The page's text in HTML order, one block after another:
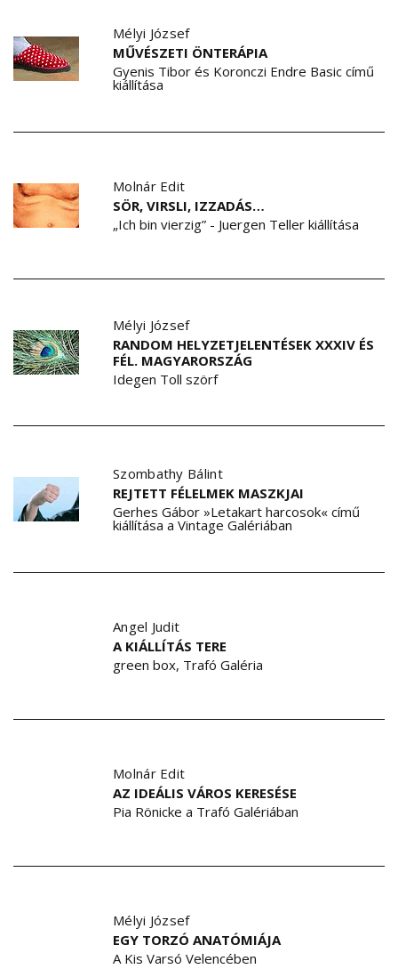
Mélyi József
MŰVÉSZETI ÖNTERÁPIA
Gyenis Tibor és Koronczi Endre Basic című
kiállítása
Molnár Edit
SÖR, VIRSLI, IZZADÁS…
„Ich bin vierzig” - Juergen Teller kiállítása
Mélyi József
RANDOM HELYZETJELENTÉSEK XXXIV ÉS
FÉL. MAGYARORSZÁG
Idegen Toll szörf
Szombathy Bálint
REJTETT FÉLELMEK MASZKJAI
Gerhes Gábor »Letakart harcosok« című
kiállítása a Vintage Galériában
Angel Judit
A KIÁLLÍTÁS TERE
green box, Trafó Galéria
Molnár Edit
AZ IDEÁLIS VÁROS KERESÉSE
Pia Rönicke a Trafó Galériában
Mélyi József
EGY TORZÓ ANATÓMIÁJA
A Kis Varsó Velencében